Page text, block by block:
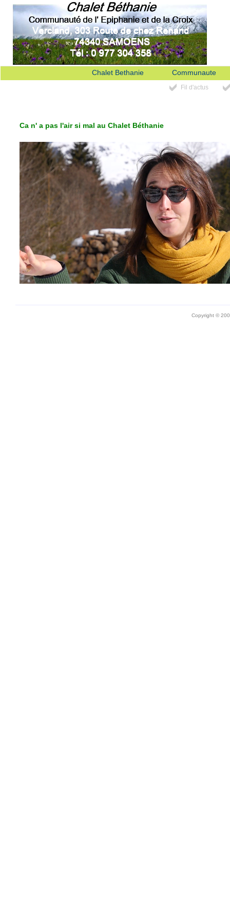
Chalet Bethanie Communaute
Fil d'actus
Ca n' a pas l'air si mal au Chalet Béthanie
Copyright ©